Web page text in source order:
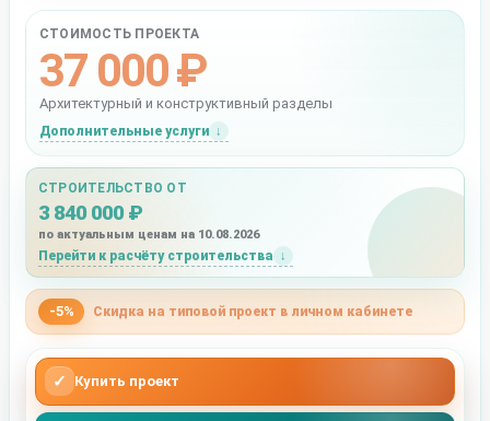
СТОИМОСТЬ ПРОЕКТА
37 000 ₽
Архитектурный и конструктивный разделы
Дополнительные услуги
СТРОИТЕЛЬСТВО ОТ
3 840 000 ₽
по актуальным ценам на 10.08.2026
Перейти к расчёту строительства
-5% Скидка на типовой проект в личном кабинете
✓ Купить проект